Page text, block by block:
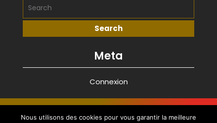
Meta
Connexion
Advance Startup WordPress Theme By
Nous utilisons des cookies pour vous garantir la meilleure